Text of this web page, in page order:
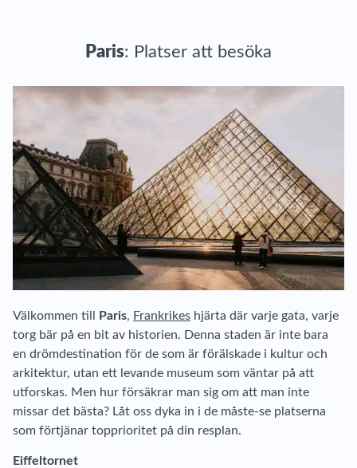
Paris: Platser att besöka
Välkommen till Paris, Frankrikes hjärta där varje gata, varje
torg bär på en bit av historien. Denna staden är inte bara
en drömdestination för de som är förälskade i kultur och
arkitektur, utan ett levande museum som väntar på att
utforskas. Men hur försäkrar man sig om att man inte
missar det bästa? Låt oss dyka in i de måste-se platserna
som förtjänar topprioritet på din resplan.
Eiffeltornet